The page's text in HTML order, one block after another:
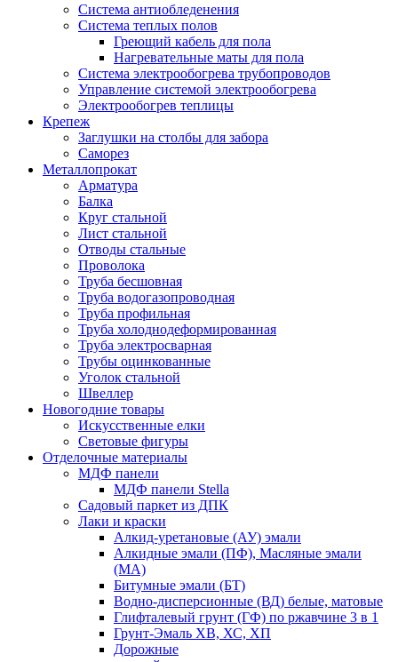
Система антиобледенения
Система теплых полов
Греющий кабель для пола
Нагревательные маты для пола
Система электрообогрева трубопроводов
Управление системой электрообогрева
Электрообогрев теплицы
Крепеж
Заглушки на столбы для забора
Саморез
Металлопрокат
Арматура
Балка
Круг стальной
Лист стальной
Отводы стальные
Проволока
Труба бесшовная
Труба водогазопроводная
Труба профильная
Труба холоднодеформированная
Труба электросварная
Трубы оцинкованные
Уголок стальной
Швеллер
Новогодние товары
Искусственные елки
Световые фигуры
Отделочные материалы
МДФ панели
МДФ панели Stella
Садовый паркет из ДПК
Лаки и краски
Алкид-уретановые (АУ) эмали
Алкидные эмали (ПФ), Масляные эмали
(МА)
Битумные эмали (БТ)
Водно-дисперсионные (ВД) белые, матовые
Глифталевый грунт (ГФ) по ржавчине 3 в 1
Грунт-Эмаль ХВ, ХС, ХП
Дорожные